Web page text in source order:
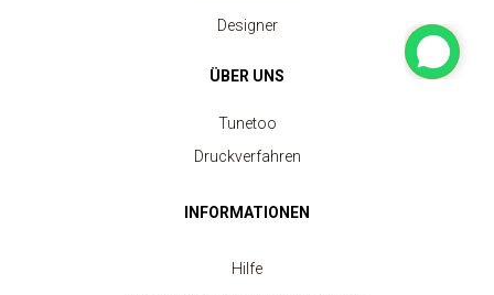
Designer
ÜBER UNS
Tunetoo
Druckverfahren
INFORMATIONEN
Hilfe